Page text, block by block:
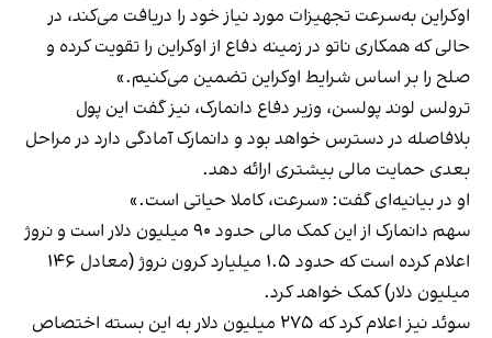
اوکراین به‌سرعت تجهیزات مورد نیاز خود را دریافت می‌کند، در
حالی که همکاری ناتو در زمینه دفاع از اوکراین را تقویت کرده و
صلح را بر اساس شرایط اوکراین تضمین می‌کنیم.»
ترولس لوند پولسن، وزیر دفاع دانمارک، نیز گفت این پول
بلافاصله در دسترس خواهد بود و دانمارک آمادگی دارد در مراحل
بعدی حمایت مالی بیشتری ارائه دهد.
او در بیانیه‌ای گفت: «سرعت، کاملا حیاتی است.»
سهم دانمارک از این کمک مالی حدود ۹۰ میلیون دلار است و نروژ
اعلام کرده است که حدود ۱.۵ میلیارد کرون نروژ (معادل ۱۴۶
میلیون دلار) کمک خواهد کرد.
سوئد نیز اعلام کرد که ۲۷۵ میلیون دلار به این بسته اختصاص